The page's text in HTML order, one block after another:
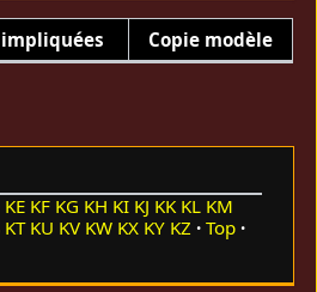
Copie modèle
KE KF KG KH KI KJ KK KL KM
KT KU KV KW KX KY KZ
Top